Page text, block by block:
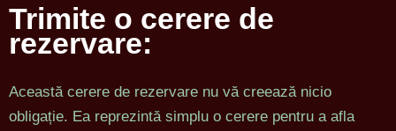
Trimite o cerere de
rezervare:
Această cerere de rezervare nu vă creează nicio
obligație. Ea reprezintă simplu o cerere pentru a afla